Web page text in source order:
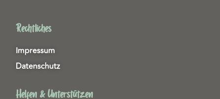
Rechtliches
Impressum
Datenschutz
Helfen & Unterstützen